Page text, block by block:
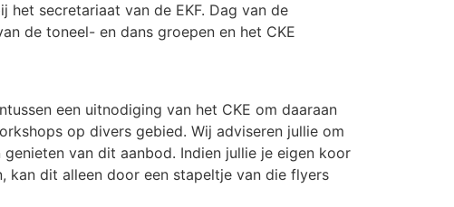
secretariaat van de EKF. Dag van de
de toneel- en dans groepen en het CKE
een uitnodiging van het CKE om daaraan
op divers gebied. Wij adviseren jullie om
van dit aanbod. Indien jullie je eigen koor
kan dit alleen door een stapeltje van die flyers